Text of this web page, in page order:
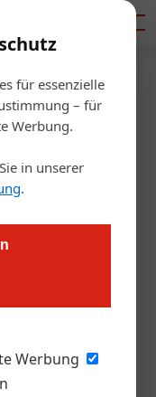
für essenzielle
– für
Werbung.
in unserer
.
Werbung
22.07.2024, 10:44 Uhr
Juli leitet